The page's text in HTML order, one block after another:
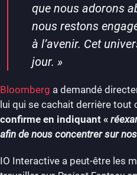
que nous adorons
nous restons
à l’avenir. Cet
jour. »
Bloomberg a demandé
lui qui se cachait derrière tout
confirme en indiquant «
afin de nous concentrer sur
IO Interactive a peut-être les